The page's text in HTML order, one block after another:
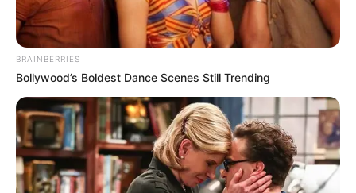
BRAINBERRIES
Bollywood’s Boldest Dance Scenes Still Trending